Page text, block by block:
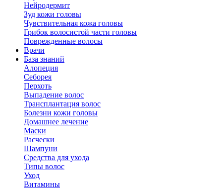
Нейродермит
Зуд кожи головы
Чувствительная кожа головы
Грибок волосистой части головы
Поврежденные волосы
Врачи
База знаний
Алопеция
Себорея
Перхоть
Выпадение волос
Трансплантация волос
Болезни кожи головы
Домашнее лечение
Маски
Расчески
Шампуни
Средства для ухода
Типы волос
Уход
Витамины